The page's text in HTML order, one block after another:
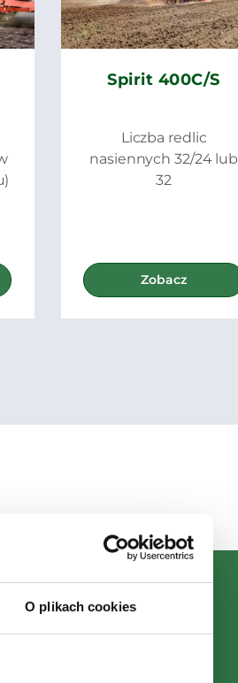
O plikach cookies
Spirit 400C/S
Liczba redlic
nasiennych 32/24 lub
32
Zobacz